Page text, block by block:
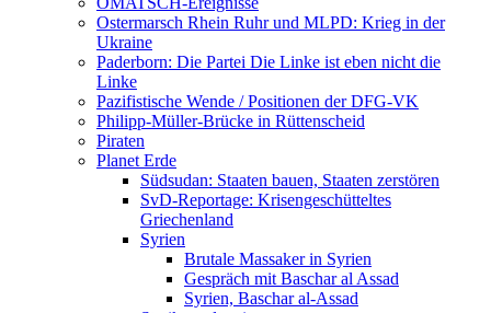
Ostermarsch Rhein Ruhr und MLPD: Krieg in der
Ukraine
Paderborn: Die Partei Die Linke ist eben nicht die
Linke
Pazifistische Wende / Positionen der DFG-VK
Philipp-Müller-Brücke in Rüttenscheid
Piraten
Planet Erde
Südsudan: Staaten bauen, Staaten zerstören
SvD-Reportage: Krisengeschütteltes
Griechenland
Syrien
Brutale Massaker in Syrien
Gespräch mit Baschar al Assad
Syrien, Baschar al-Assad